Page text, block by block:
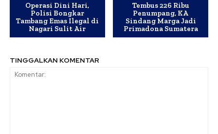
Operasi Dini Hari,
Polisi Bongkar
Tambang Emas Ilegal di
Nagari Sulit Air
Tembus 226 Ribu
Penumpang, KA
Sindang Marga Jadi
Primadona Sumatera
TINGGALKAN KOMENTAR